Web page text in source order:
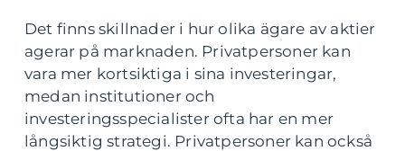
Det finns skillnader i hur olika ägare av aktier
agerar på marknaden. Privatpersoner kan
vara mer kortsiktiga i sina investeringar,
medan institutioner och
investeringsspecialister ofta har en mer
långsiktig strategi. Privatpersoner kan också